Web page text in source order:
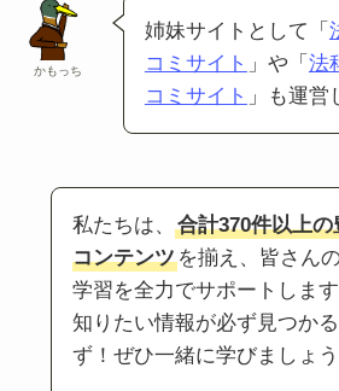
かもっち
姉妹サイトとして「
コミサイト 」や「 法
コミサイト 」も運営
私たちは、
合計370件以上の
コンテンツを揃え、皆さん
学習を全力でサポートします
知りたい情報が必ず見つか
ず！ぜひ一緒に学びましょう